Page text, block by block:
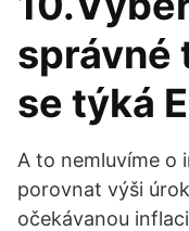
správné
se týká
A to nemluvíme o
porovnat výši
očekávanou